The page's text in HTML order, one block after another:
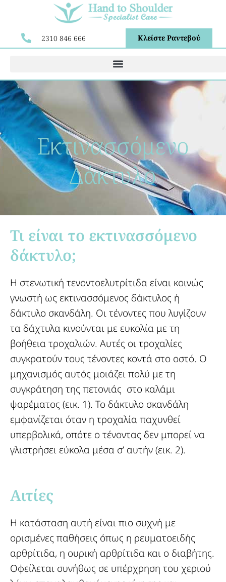
2310 846 666 Κλείστε Ραντεβού
Εκτινασσόμενο
Δάκτυλο​
Τι είναι το εκτινασσόμενο
δάκτυλο;​
Η στενωτική τενοντοελυτρίτιδα είναι κοινώς
γνωστή ως εκτινασσόμενος δάκτυλος ή
δάκτυλο σκανδάλη. Οι τένοντες που λυγίζουν
τα δάχτυλα κινούνται με ευκολία με τη
βοήθεια τροχαλιών. Αυτές οι τροχαλίες
συγκρατούν τους τένοντες κοντά στο οστό. Ο
μηχανισμός αυτός μοιάζει πολύ με τη
συγκράτηση της πετονιάς στο καλάμι
ψαρέματος (εικ. 1). Το δάκτυλο σκανδάλη
εμφανίζεται όταν η τροχαλία παχυνθεί
υπερβολικά, οπότε ο τένοντας δεν μπορεί να
γλιστρήσει εύκολα μέσα σ’ αυτήν (εικ. 2).
Αιτίες​
Η κατάσταση αυτή είναι πιο συχνή με
ορισμένες παθήσεις όπως η ρευματοειδής
αρθρίτιδα, η ουρική αρθρίτιδα και ο διαβήτης.
Οφείλεται συνήθως σε υπέρχρηση του χεριού